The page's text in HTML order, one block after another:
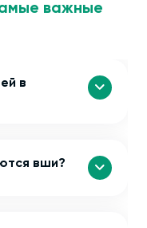
важные
в
вши?